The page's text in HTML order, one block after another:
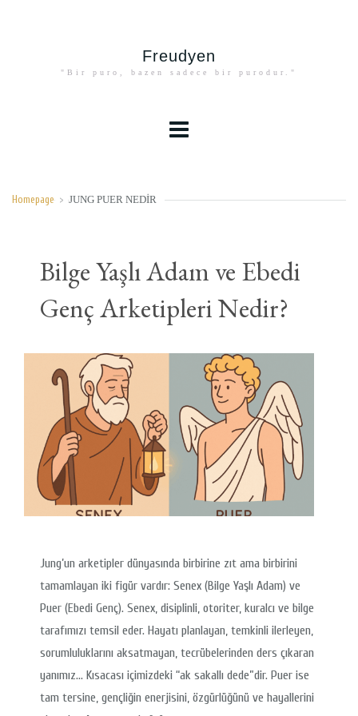
Freudyen
"Bir puro, bazen sadece bir purodur."
Homepage > JUNG PUER NEDIR
Bilge Yaşlı Adam ve Ebedi
Genç Arketipleri Nedir?
Jung’un arketipler dünyasında birbirine zıt ama birbirini
tamamlayan iki figür vardır: Senex (Bilge Yaşlı Adam) ve
Puer (Ebedi Genç). Senex, disiplinli, otoriter, kuralcı ve bilge
tarafımızı temsil eder. Hayatı planlayan, temkinli ilerleyen,
sorumluluklarını aksatmayan, tecrübelerinden ders çıkaran
yanımız… Kısacası içimizdeki “ak sakallı dede”dir. Puer ise
tam tersine, gençliğin enerjisini, özgürlüğünü ve hayallerini